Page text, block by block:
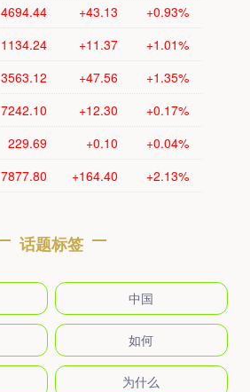
4694.44 +43.13 +0.93%
1134.24 +11.37 +1.01%
3563.12 +47.56 +1.35%
7242.10 +12.30 +0.17%
229.69 +0.10 +0.04%
7877.80 +164.40 +2.13%
话题标签
中国
如何
为什么